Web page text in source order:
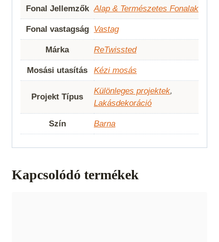
Fonal Jellemzők Alap & Természetes Fonalak
Fonal vastagság Vastag
Márka ReTwissted
Mosási utasítás Kézi mosás
Projekt Típus
Különleges projektek,
Lakásdekoráció
Szín Barna
Kapcsolódó termékek